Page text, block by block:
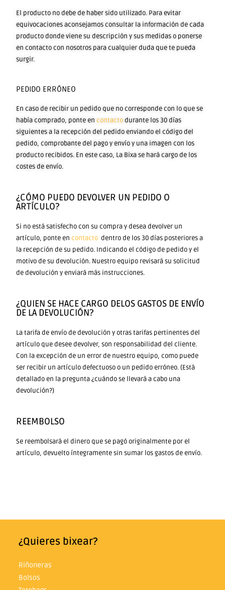
El producto no debe de haber sido utilizado. Para evitar
equivocaciones aconsejamos consultar la información de cada
producto donde viene su descripción y sus medidas o ponerse
en contacto con nosotros para cualquier duda que te pueda
surgir.
PEDIDO ERRÓNEO
En caso de recibir un pedido que no corresponde con lo que se
había comprado, ponte en contactodurante los 30 días
siguientes a la recepción del pedido enviando el código del
pedido, comprobante del pago y envío y una imagen con los
producto recibidos. En este caso, La Bixa se hará cargo de los
costes de envío.
¿CÓMO PUEDO DEVOLVER UN PEDIDO O
ARTÍCULO?
Si no está satisfecho con su compra y desea devolver un
artículo, ponte en contacto dentro de los 30 días posteriores a
la recepción de su pedido. Indicando el código de pedido y el
motivo de su devolución. Nuestro equipo revisará su solicitud
de devolución y enviará más instrucciones.
¿QUIEN SE HACE CARGO DELOS GASTOS DE ENVÍO
DE LA DEVOLUCIÓN?
La tarifa de envío de devolución y otras tarifas pertinentes del
artículo que desee devolver, son responsabilidad del cliente.
Con la excepción de un error de nuestro equipo, como puede
ser recibir un artículo defectuoso o un pedido erróneo. (Está
detallado en la pregunta ¿cuándo se llevará a cabo una
devolución?)
REEMBOLSO
Se reembolsará el dinero que se pagó originalmente por el
artículo, devuelto íntegramente sin sumar los gastos de envío.
¿Quieres bixear?
Riñoneras
Bolsos